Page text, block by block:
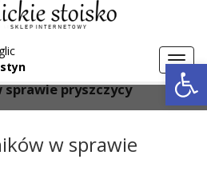
pryszczycy
w sprawie